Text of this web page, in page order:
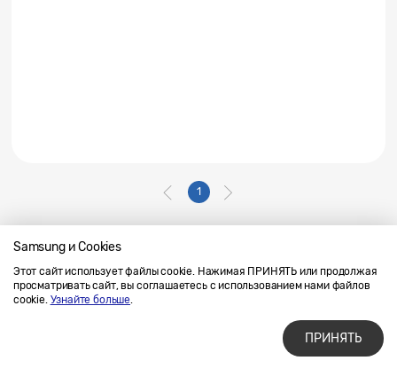
Samsung и Cookies
Этот сайт использует файлы cookie. Нажимая ПРИНЯТЬ или продолжая
просматривать сайт, вы соглашаетесь с использованием нами файлов
cookie. Узнайте больше.
ПРИНЯТЬ
1
Напишите нам
SAMSUNG.COM
Условия использования материалов